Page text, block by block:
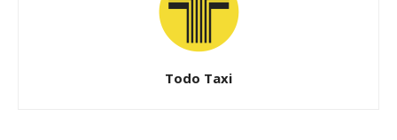
Todo Taxi